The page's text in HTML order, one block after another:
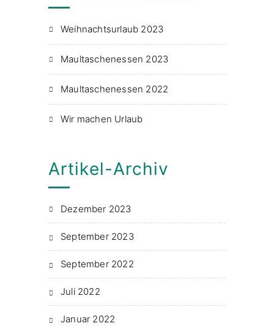
Weihnachtsurlaub 2023
Maultaschenessen 2023
Maultaschenessen 2022
Wir machen Urlaub
Artikel-Archiv
Dezember 2023
September 2023
September 2022
Juli 2022
Januar 2022